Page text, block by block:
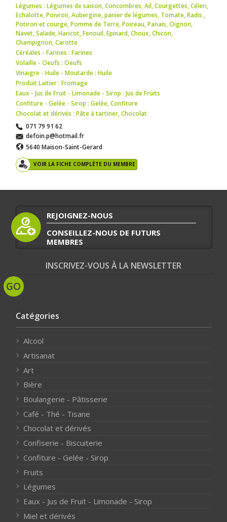
Légumes : Légumes de saison,Concombres,Ail,Courgettes,Céleri,
Echalotte,Poivron,Aubergine,panier de légumes, Tomate,Radis ,
Potiron et courge,Pomme de Terre,Poireau,Panais,Oignon,
Navet,Salade,Haricot,Fenouil,Epinard,Choux,Chicon,
Champignon,Carotte
Céréales - Farines : Farines
Volaille - Oeufs : Oeufs
Vinaigre - Huile - Moutarde : Huile
Produit Laitier : Fromage
Eaux - Jus de Fruit - Limonade - Sirop : Jus de Fruits
Confiture - Gelée - Sirop : Gelée,Confiture
Chocolat et dérivés : Pâte à tartiner,Chocolat
071 79 91 62
defoin.p@hotmail.fr
5640 Maison-Saint-Gerard
VOIR LA FICHE COMPLÈTE DU MEMBRE
REJOIGNEZ-NOUS
CONSEILLEZ-NOUS DE FUTURS
MEMBRES
INSCRIVEZ-VOUS À LA NEWSLETTER
Catégories
Alcool
Artisanat
Art
Bière
Boulangerie - Pâtisserie
Café - Thé - Tisane
Chocolat et dérivés
Confiserie - Biscuiterie
Confiture - Gelée - Sirop
Fruits
Légumes
Eaux - Jus de Fruit - Limonade - Sirop
Miel et dérivés